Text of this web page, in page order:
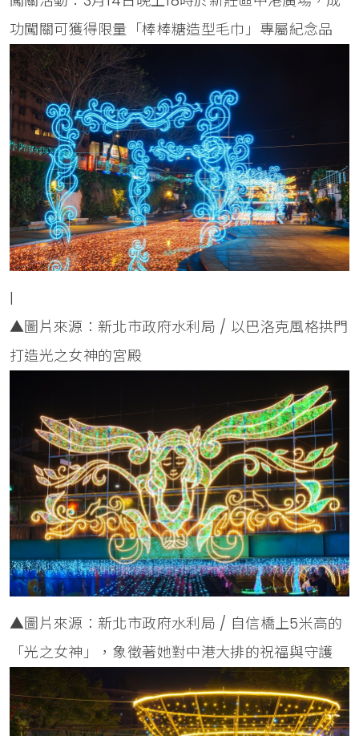
功闖關可獲得限量「棒棒糖造型毛巾」專屬紀念品
|
▲圖片來源：新北市政府水利局 / 以巴洛克風格拱門
打造光之女神的宮殿
▲圖片來源：新北市政府水利局 / 自信橋上5米高的
「光之女神」，象徵著她對中港大排的祝福與守護